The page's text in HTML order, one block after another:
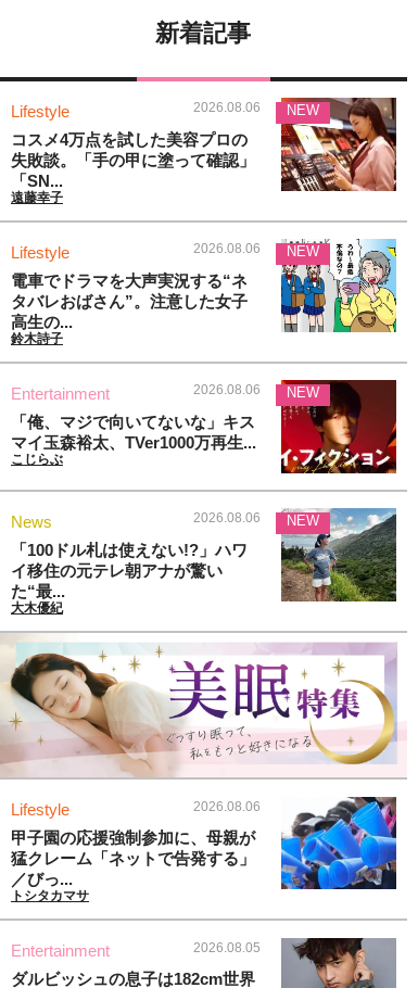
新着記事
Lifestyle 2026.08.06
コスメ4万点を試した美容プロの
失敗談。「手の甲に塗って確認」
「SN...
遠藤幸子
NEW
Lifestyle 2026.08.06
電車でドラマを大声実況する“ネ
タバレおばさん”。注意した女子
高生の...
鈴木詩子
NEW
Entertainment 2026.08.06
「俺、マジで向いてないな」キス
マイ玉森裕太、TVer1000万再生...
こじらぶ
NEW
News 2026.08.06
「100ドル札は使えない!?」ハワ
イ移住の元テレ朝アナが驚い
た“最...
大木優紀
NEW
Lifestyle 2026.08.06
甲子園の応援強制参加に、母親が
猛クレーム「ネットで告発する」
／びっ...
トシタカマサ
Entertainment 2026.08.05
ダルビッシュの息子は182cm世界